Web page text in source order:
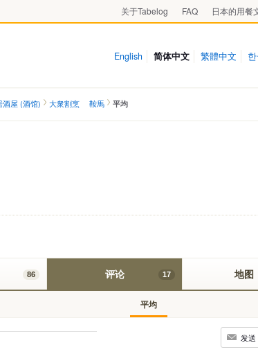
关于Tabelog FAQ 日本的用餐
English 简体中文 繁體中文
酒屋 (酒馆) 大衆割烹 鞍馬 平均
86 评论 17
平均
地图
发送